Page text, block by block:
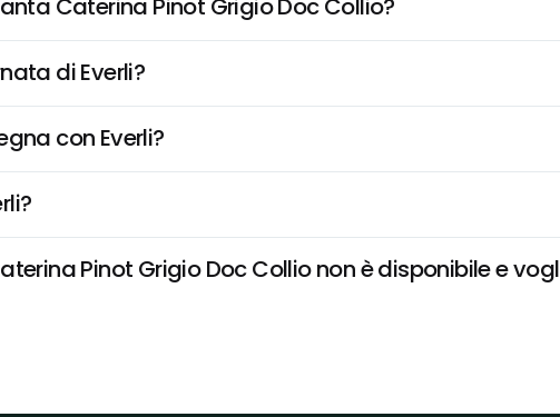
Caterina Pinot Grigio Doc Collio?
di Everli?
con Everli?
Pinot Grigio Doc Collio non è disponibile e